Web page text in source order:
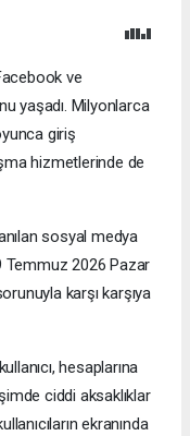
ve
yaşadı. Milyonlarca
giriş
hizmetlerinde de
sosyal medya
Temmuz 2026 Pazar
karşı karşıya
hesaplarına
ciddi aksaklıklar
ekranında